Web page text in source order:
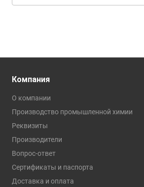
Компания
О компании
Производство промышленной химии
Реквизиты
Производители
Вопрос-ответ
Сертификаты и паспорта
Доставка и оплата